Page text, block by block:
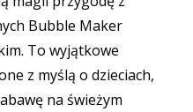
Bubble Maker
To wyjątkowe
z myślą o dzieciach,
na świeżym